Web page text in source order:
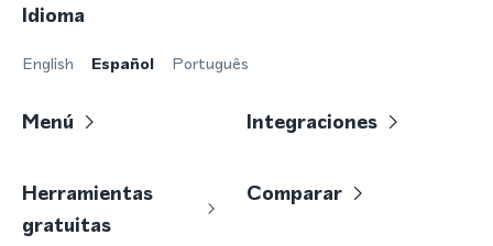
Idioma
English Español Português
Menú Integraciones
Herramientas
gratuitas
Comparar